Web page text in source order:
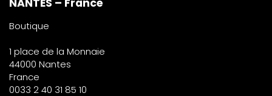
NANTES – France
Boutique
1 place de la Monnaie
44000 Nantes
France
0033 2 40 31 85 10